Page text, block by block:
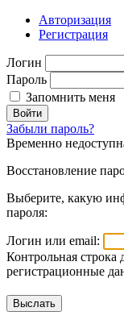
Авторизация
Регистрация
Логин
Пароль
Запомнить меня
Войти
Забыли пароль?
Временно
Восстановление
Выберите, какую
пароля:
Логин или email:
Контрольная
регистрационные